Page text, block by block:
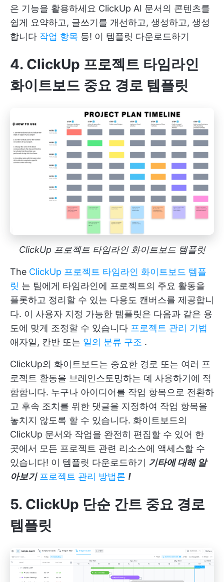
은 기능을 활용하세요 ClickUp AI 문서의 콘텐츠를
쉽게 요약하고, 글쓰기를 개선하고, 생성하고, 생성
합니다 작업 항목 등! 이 템플릿 다운로드하기
4. ClickUp 프로젝트 타임라인
화이트보드 중요 경로 템플릿
ClickUp 프로젝트 타임라인 화이트보드 템플릿
The ClickUp 프로젝트 타임라인 화이트보드 템플
릿 는 팀에게 타임라인에 프로젝트의 주요 활동을
플롯하고 정리할 수 있는 다용도 캔버스를 제공합니
다. 이 사용자 지정 가능한 템플릿은 다음과 같은 용
도에 맞게 조정할 수 있습니다 프로젝트 관리 기법
애자일, 칸반 또는 일의 분류 구조 .
ClickUp의 화이트보드는 중요한 경로 또는 여러 프
로젝트 활동을 브레인스토밍하는 데 사용하기에 적
합합니다. 누구나 아이디어를 작업 항목으로 전환하
고 후속 조치를 위한 댓글을 지정하여 작업 항목을
놓치지 않도록 할 수 있습니다. 화이트보드의
ClickUp 문서와 작업을 완전히 편집할 수 있어 한
곳에서 모든 프로젝트 관련 리소스에 액세스할 수
있습니다! 이 템플릿 다운로드하기 기타에 대해 알
아보기 프로젝트 관리 방법론 !
5. ClickUp 단순 간트 중요 경로
템플릿